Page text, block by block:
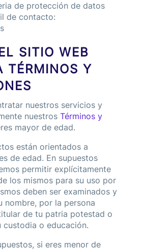
de protección de datos
de contacto:
SITIO WEB
TÉRMINOS Y
nuestros servicios y
nuestros Términos y
mayor de edad.
están orientados a
de edad. En supuestos
permitir explícitamente
los mismos para su uso por
deben ser examinados y
nombre, por la persona
de tu patria potestad o
custodia o educación.
si eres menor de